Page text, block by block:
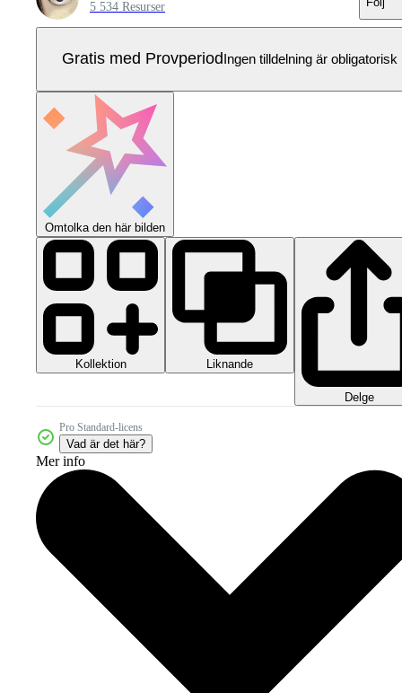
5 534 Resurser
Gratis med ProvperiodIngen tilldelning är obligatorisk
Omtolka den här bilden
Kollektion Liknande
Delge
Pro Standard-licens
Vad är det här?
Mer info